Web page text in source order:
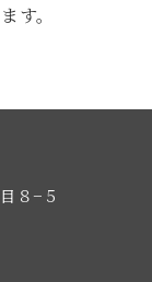
す。
８−５